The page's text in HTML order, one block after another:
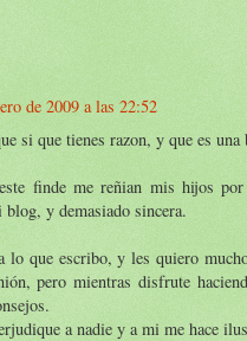
de 2009 a las 22:52
si que tienes razon, y que es una
finde me reñian mis hijos
blog, y demasiado sincera.
lo que escribo, y les quiero
pero mientras disfrute
a nadie y a mi me hace